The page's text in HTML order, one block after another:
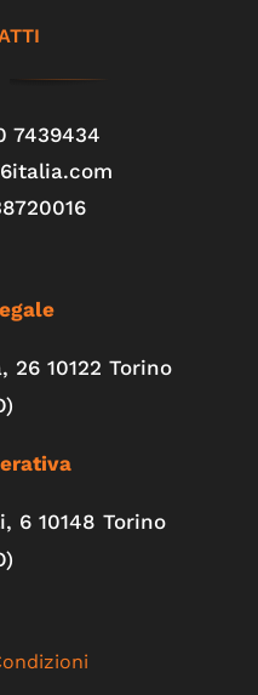
7439434
26 10122 Torino
6 10148 Torino